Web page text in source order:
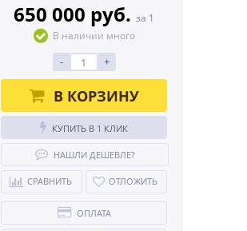
650 000 руб. за 1
В наличии много
- +
В КОРЗИНУ
КУПИТЬ В 1 КЛИК
НАШЛИ ДЕШЕВЛЕ?
СРАВНИТЬ ОТЛОЖИТЬ
ОПЛАТА